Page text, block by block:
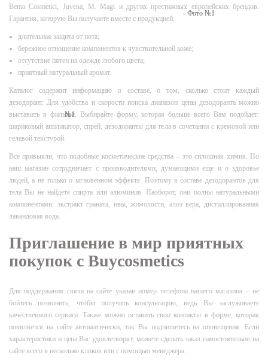
Bema Cosmetici, Juvena, M. Magi и других престижных европейских брендов.
Гарантия, которую Вы получаете вместе с продукцией:
длительная защита от пота;
бережное отношение компонентов к чувствительной коже;
отсутствие пятен на одежде любого цвета;
приятный натуральный аромат.
Каталог содержит информацию о составе, о том, сколько стоит каждый
дезодорант. Для удобства и скорости поиска диапазон цены дезодоранта можно
выставить в фильтре. Выбирайте форму, которая больше всего Вам подойдет:
шариковый аппликатор, спрей, дезодоранты для тела в сочетании с кремовой или
гелевой текстурой.
Все привыкли, что подобные косметические средства – это сплошная химия. Но
наш магазин сотрудничает с производителями, думающими еще и о здоровье
людей, а не только о мгновенном эффекте. Поэтому в составе дезодорантов для
тела Вы не найдете спирта или алюминия. Наоборот, они полны натуральными
компонентами: экстракт граната, ивы, жимолости, алоэ вера, дистиллированная
лавандовая вода.
Приглашение в мир приятных
покупок с Buycosmetics
Для поддержания связи на сайте указан номер телефона нашего магазина – не
бойтесь позвонить, чтобы получить консультацию, ведь Вы заслуживаете
качественного сервиса. Также можно оставить свои контакты в форме, которая
появляется на сайте автоматически, так Вы подпишетесь на оповещения. Если
характеристики и цена Вас удовлетворят, можете сделать заказ самостоятельно на
сайте всего в несколько кликов или с помощью менеджера.